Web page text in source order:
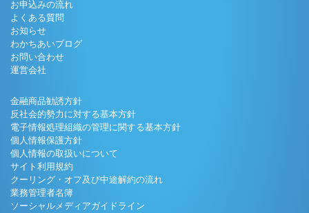
お申込みの流れ
よくある質問
お知らせ
わかちあいブログ
お問い合わせ
運営会社
金融商品勧誘方針
反社会的勢力に対する基本方針
電子情報処理組織の管理に関する基本方針
個人情報保護方針
個人情報の取扱いについて
サイト利用規約
クーリング・オフ及び中途解約の流れ
業務管理者名簿
ソーシャルメディアガイドライン